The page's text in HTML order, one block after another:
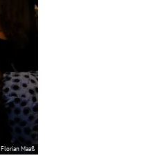
Florian Maaß